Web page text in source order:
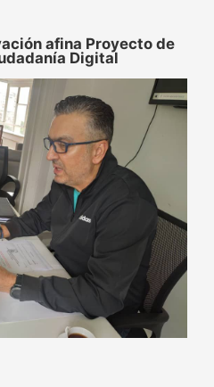
afina Proyecto de
Digital